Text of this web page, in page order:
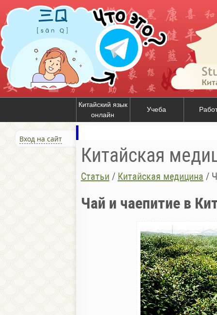
Китайский язык
онлайн
Учеба
Вход на сайт
Китайская
Статьи / Китайская медицина /
Чай и чаепитие в